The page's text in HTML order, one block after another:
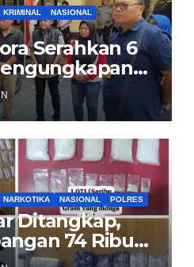
KRIMINAL
NASIONAL
Serahkan 6
Kepada
NARKOTIKA NASIONAL POLRES
Ditangkap,
74 Ribu
Hingga